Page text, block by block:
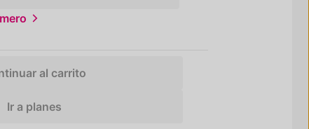
al carrito
Ir a planes